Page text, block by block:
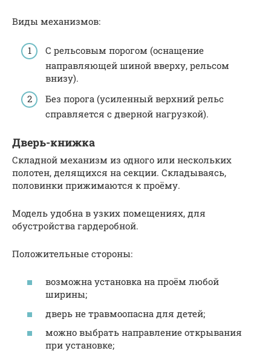
Виды механизмов:
С рельсовым порогом (оснащение
направляющей шиной вверху, рельсом
внизу).
Без порога (усиленный верхний рельс
справляется с дверной нагрузкой).
Дверь-книжка
Складной механизм из одного или нескольких
полотен, делящихся на секции. Складываясь,
половинки прижимаются к проёму.
Модель удобна в узких помещениях, для
обустройства гардеробной.
Положительные стороны:
возможна установка на проём любой
ширины;
дверь не травмоопасна для детей;
можно выбрать направление открывания
при установке;